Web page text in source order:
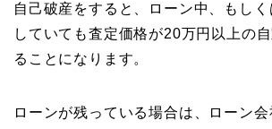
自己破産をすると、ローン中、もし
していても査定価格が20万円以上の
ることになります。
ローンが残っている場合は、ローン